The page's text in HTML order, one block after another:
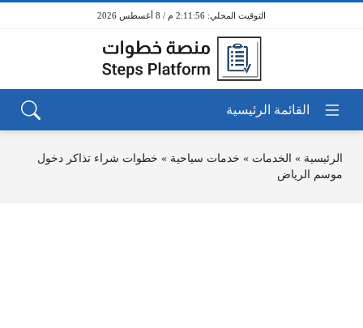
2:11:56 م / 8 أغسطس 2026
الرئيسية » الخدمات » خدمات سياحية » خطوات شراء تذاكر دخول
موسم الرياض